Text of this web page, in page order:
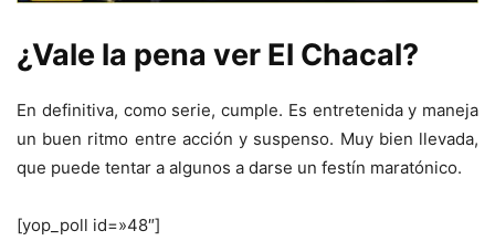
¿Vale la pena ver El Chacal?
En definitiva, como serie, cumple. Es entretenida y maneja
un buen ritmo entre acción y suspenso. Muy bien llevada,
que puede tentar a algunos a darse un festín maratónico.
[yop_poll id=»48″]